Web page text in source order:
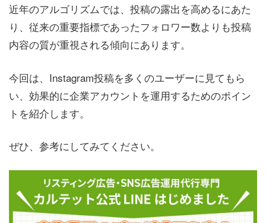
近年のアルゴリズムでは、投稿の露出を高めるにあた
り、従来の重要指標であったフォロワー数よりも投稿
内容の質が重視される傾向にあります。
今回は、Instagram投稿を多くのユーザーに見てもら
い、効果的に企業アカウントを運用するためのポイン
トを紹介します。
ぜひ、参考にしてみてください。